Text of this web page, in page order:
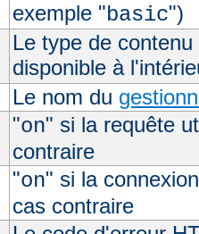
exemple "basic")
Le type de
disponible à
Le nom du
"on" si la requête
contraire
"on" si la
cas contraire